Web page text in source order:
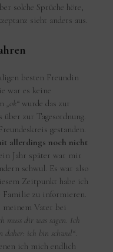
solche Sprüche höre,
sieht anders aus.
besten Freundin
war es keine
„ok“ wurde das zur
über zur Tagesordnung.
gestanden.
allerdings noch nicht
Jahr später war mir
schwul. Es war also
Zeitpunkt habe ich
Familie zu informieren.
meinem Vater bei
muss dir was sagen. Ich
daher: ich bin schwul“.
ich mich endlich